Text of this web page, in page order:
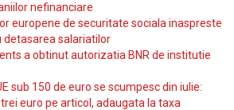
nefinanciare
europene de securitate sociala inaspreste
detasarea salariatilor
a obtinut autorizatia BNR de institutie
sub 150 de euro se scumpesc din iulie:
euro pe articol, adaugata la taxa